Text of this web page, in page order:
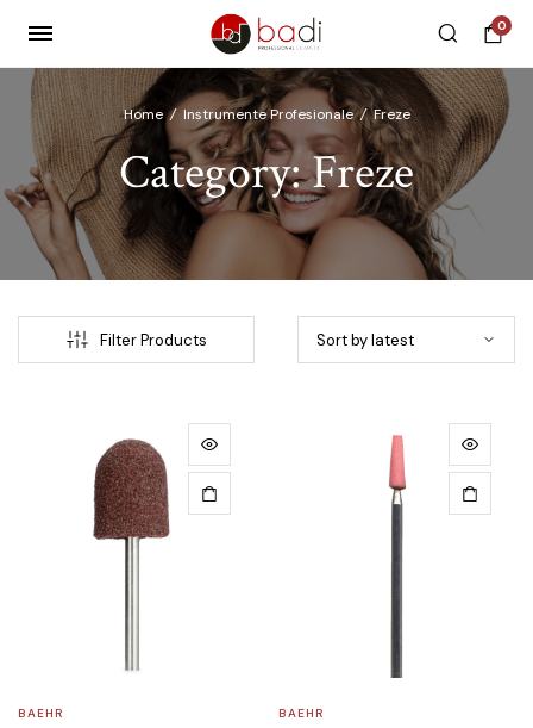
0
Home / Instrumente Profesionale/Freze
Category:Freze
Filter Products
BAEHR BAEHR